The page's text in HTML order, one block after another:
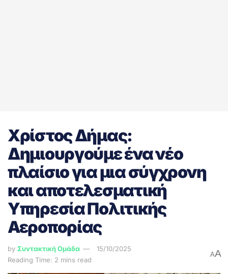
Χρίστος Δήμας:
Δημιουργούμε ένα νέο
πλαίσιο για μια σύγχρονη
και αποτελεσματική
Υπηρεσία Πολιτικής
Αεροπορίας
by Συντακτική Ομάδα
15/10/2025
Reading Time: 2 mins read
AA